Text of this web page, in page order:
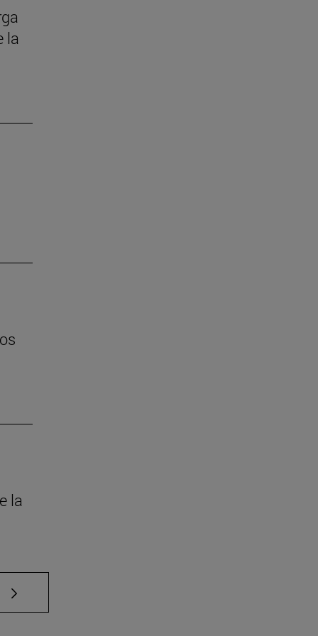
la
la
TAB para desplazarse.